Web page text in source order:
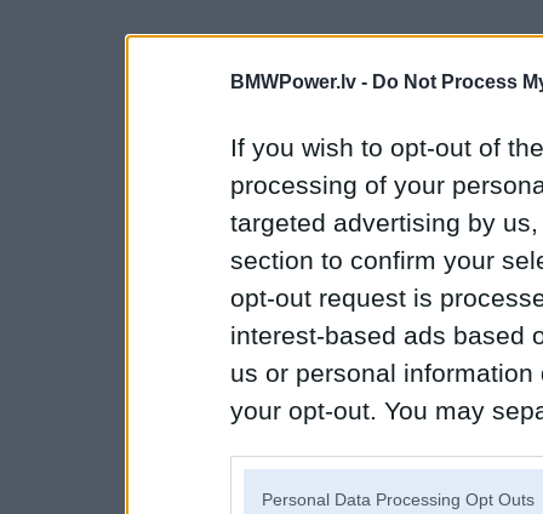
BMWPower.lv - Do Not Process
If you wish to opt-out of
processing of your
targeted advertising by
section to confirm your
opt-out request is
interest-based ads based
us or personal
your opt-out. You may
Personal Data Processing Opt Outs